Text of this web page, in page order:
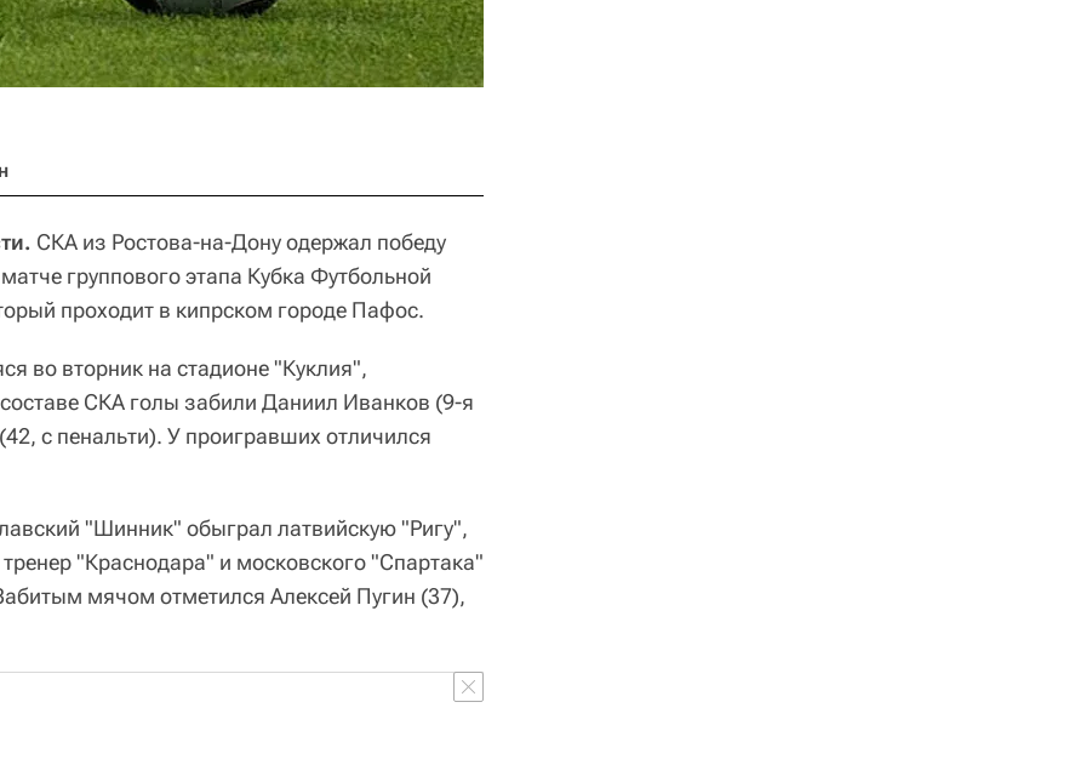
СКА из Ростова-на-Дону одержал победу
группового этапа Кубка Футбольной
проходит в кипрском городе Пафос.
во вторник на стадионе "Куклия",
СКА голы забили Даниил Иванков (9-я
с пенальти). У проигравших отличился
"Шинник" обыграл латвийскую "Ригу",
"Краснодара" и московского "Спартака"
мячом отметился Алексей Пугин (37),